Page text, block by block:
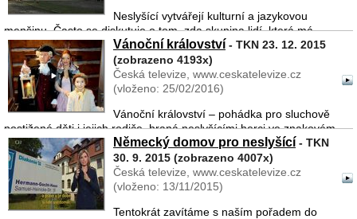
Neslyšící vytvářejí kulturní a jazykovou
menšinu. Často se diskutuje o tom, zda skupina lidí, která má
ambice vytvořit takovou menšinu, nemá být vázána také na určité
území. Neslyšící lidé nemají svou zemi, jsou kosmopolit ...
Vánoční království - TKN 23. 12. 2015
(zobrazeno 4193x)
Česká televize, www.ceskatelevize.cz
(vloženo: 25/02/2016)
Vánoční království – pohádka pro sluchově
postižené děti i jejich rodiče, hraná neslyšícími herci ve znakovém
jazyce ...
Německý domov pro neslyšící - TKN
30. 9. 2015 (zobrazeno 4007x)
Česká televize, www.ceskatelevize.cz
(vloženo: 13/11/2015)
Tentokrát zavítáme s naším pořadem do